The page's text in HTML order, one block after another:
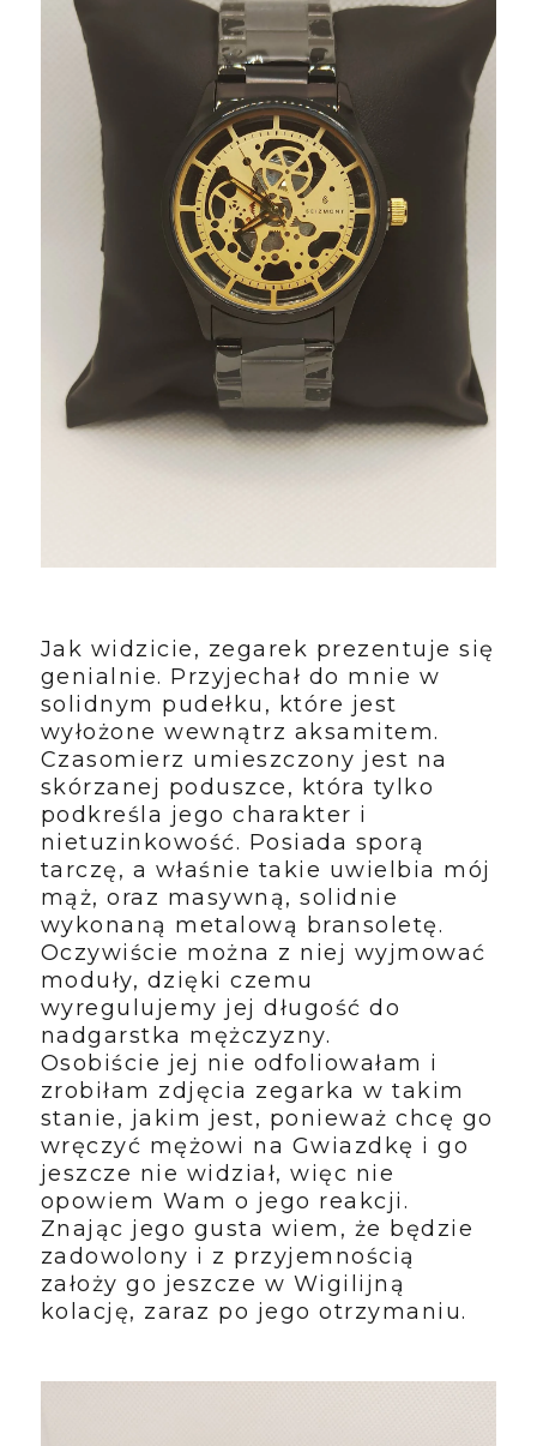
Jak widzicie, zegarek prezentuje się
genialnie. Przyjechał do mnie w
solidnym pudełku, które jest
wyłożone wewnątrz aksamitem.
Czasomierz umieszczony jest na
skórzanej poduszce, która tylko
podkreśla jego charakter i
nietuzinkowość. Posiada sporą
tarczę, a właśnie takie uwielbia mój
mąż, oraz masywną, solidnie
wykonaną metalową bransoletę.
Oczywiście można z niej wyjmować
moduły, dzięki czemu
wyregulujemy jej długość do
nadgarstka mężczyzny.
Osobiście jej nie odfoliowałam i
zrobiłam zdjęcia zegarka w takim
stanie, jakim jest, ponieważ chcę go
wręczyć mężowi na Gwiazdkę i go
jeszcze nie widział, więc nie
opowiem Wam o jego reakcji.
Znając jego gusta wiem, że będzie
zadowolony i z przyjemnością
założy go jeszcze w Wigilijną
kolację, zaraz po jego otrzymaniu.